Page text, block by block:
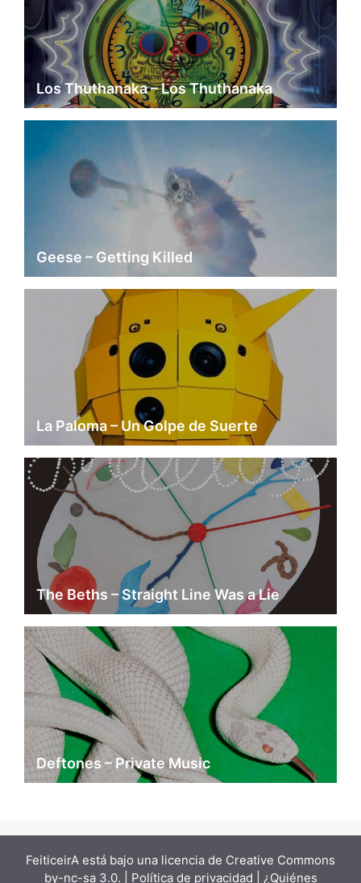
Los Thuthanaka – Los Thuthanaka
Geese – Getting Killed
La Paloma – Un Golpe de Suerte
The Beths – Straight Line Was a Lie
Deftones – Private Music
FeiticeirA está bajo una licencia de Creative Commons
by-nc-sa 3.0. | Política de privacidad | ¿Quiénes